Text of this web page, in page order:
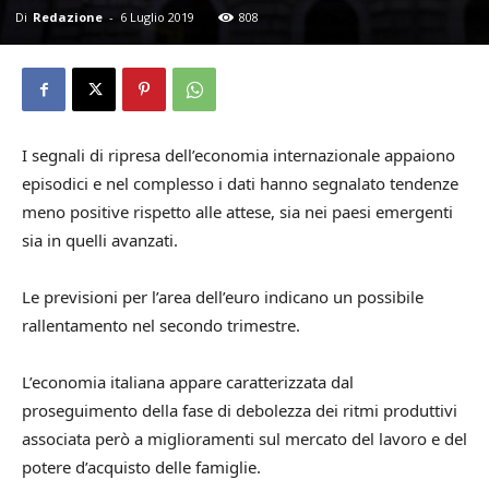
Di Redazione - 6 Luglio 2019 808
I segnali di ripresa dell’economia internazionale appaiono
episodici e nel complesso i dati hanno segnalato tendenze
meno positive rispetto alle attese, sia nei paesi emergenti
sia in quelli avanzati.
Le previsioni per l’area dell’euro indicano un possibile
rallentamento nel secondo trimestre.
L’economia italiana appare caratterizzata dal
proseguimento della fase di debolezza dei ritmi produttivi
associata però a miglioramenti sul mercato del lavoro e del
potere d’acquisto delle famiglie.